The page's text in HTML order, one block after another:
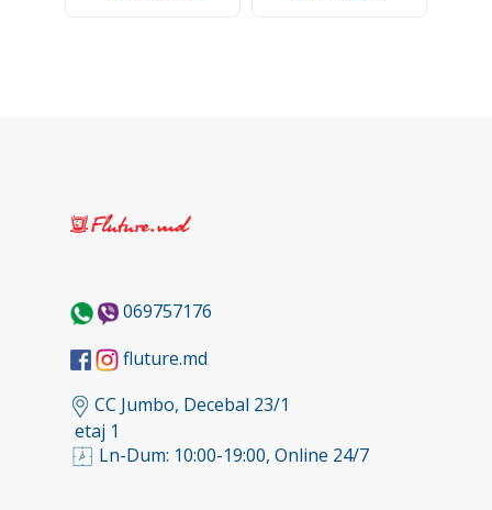
069757176
fluture.md
CC Jumbo, Decebal 23/1
etaj 1
Ln-Dum: 10:00-19:00, Online 24/7